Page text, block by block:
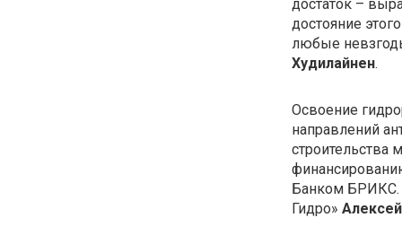
достаток –
достояние
любые
Худилайнен.
Освоение
направлений
строительства
Банком БРИКС.
Гидро»